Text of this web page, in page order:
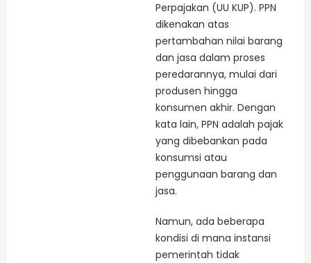
Perpajakan (UU KUP). PPN
dikenakan atas
pertambahan nilai barang
dan jasa dalam proses
peredarannya, mulai dari
produsen hingga
konsumen akhir. Dengan
kata lain, PPN adalah pajak
yang dibebankan pada
konsumsi atau
penggunaan barang dan
jasa.
Namun, ada beberapa
kondisi di mana instansi
pemerintah tidak